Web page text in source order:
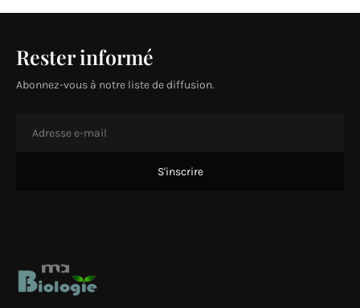
Rester informé
Abonnez-vous à notre liste de diffusion.